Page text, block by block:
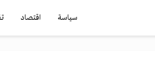
سياسة اقتصاد